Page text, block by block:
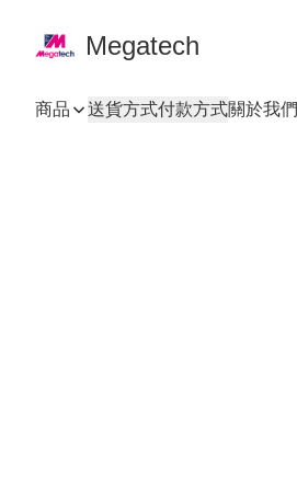
Megatech
商品 送貨方式付款方式關於我們